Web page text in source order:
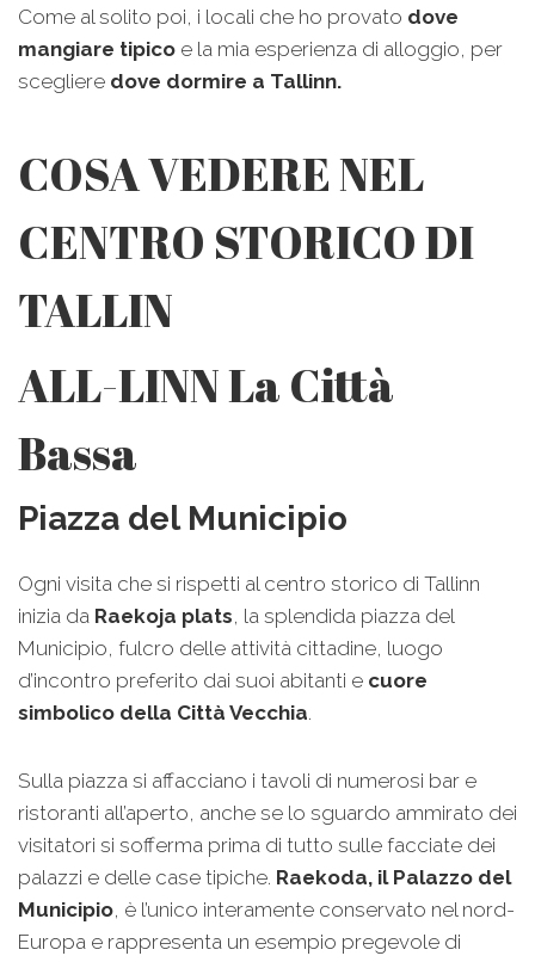
Come al solito poi, i locali che ho provato dove
mangiare tipico e la mia esperienza di alloggio, per
scegliere dove dormire a Tallinn.
COSA VEDERE NEL
CENTRO STORICO DI
TALLIN
ALL-LINN La Città
Bassa
Piazza del Municipio
Ogni visita che si rispetti al centro storico di Tallinn
inizia da Raekoja plats, la splendida piazza del
Municipio, fulcro delle attività cittadine, luogo
d’incontro preferito dai suoi abitanti e cuore
simbolico della Città Vecchia.
Sulla piazza si affacciano i tavoli di numerosi bar e
ristoranti all’aperto, anche se lo sguardo ammirato dei
visitatori si sofferma prima di tutto sulle facciate dei
palazzi e delle case tipiche. Raekoda, il Palazzo del
Municipio, è l’unico interamente conservato nel nord-
Europa e rappresenta un esempio pregevole di